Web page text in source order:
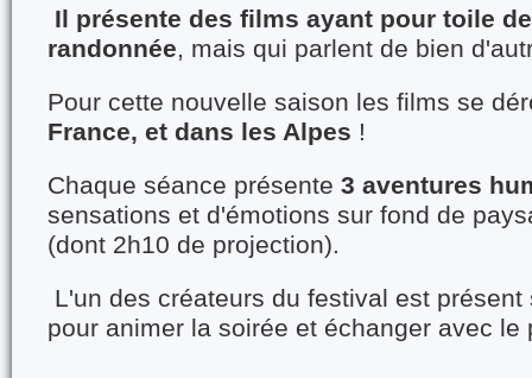
Il présente des films ayant pour toile
randonnée, mais qui parlent de bien
Pour cette nouvelle saison les films se
France, et dans les Alpes !
Chaque séance présente 3 aventures
sensations et d'émotions sur fond de
(dont 2h10 de projection).
L'un des créateurs du festival est présent
pour animer la soirée et échanger avec le